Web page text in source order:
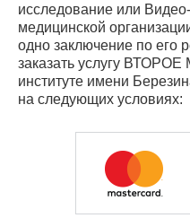
исследование или
медицинской
одно заключение по его
заказать услугу
институте имени
на следующих условиях: